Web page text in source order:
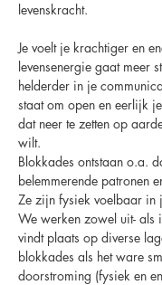
levenskracht.
Je voelt je krachtiger en
levensenergie gaat meer
helderder in je
staat om open en eerlijk
dat neer te zetten op
wilt.
Blokkades ontstaan o.a.
belemmerende patronen
Ze zijn fysiek voelbaar in
We werken zowel uit- als
vindt plaats op diverse
blokkades als het ware
doorstroming (fysiek en